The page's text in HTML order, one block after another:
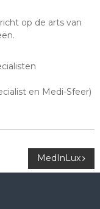
op de arts van
en Medi-Sfeer)
MedInLux